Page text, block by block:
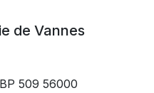
de Vannes
509 56000